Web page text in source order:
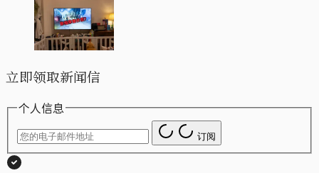
立即领取新闻信
个人信息
订阅